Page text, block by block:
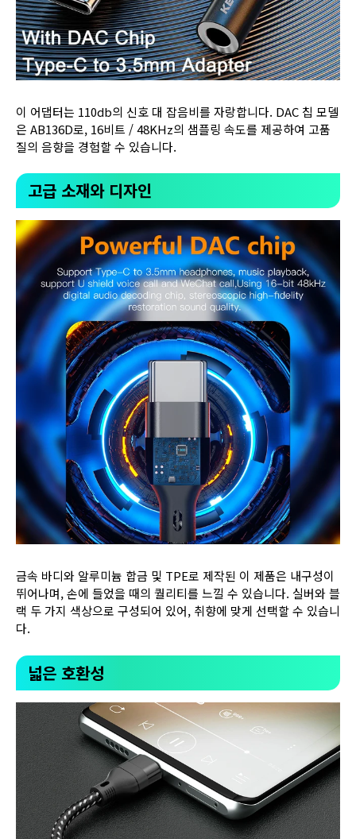
이 어댑터는 110db의 신호 대 잡음비를 자랑합니다. DAC 칩 모델
은 AB136D로, 16비트 / 48KHz의 샘플링 속도를 제공하여 고품
질의 음향을 경험할 수 있습니다.
고급 소재와 디자인
금속 바디와 알루미늄 합금 및 TPE로 제작된 이 제품은 내구성이
뛰어나며, 손에 들었을 때의 퀄리티를 느낄 수 있습니다. 실버와 블
랙 두 가지 색상으로 구성되어 있어, 취향에 맞게 선택할 수 있습니
다.
넓은 호환성